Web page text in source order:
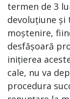
termen de 3
devoluțiune și
moștenire,
desfășoară
inițierea
cale, nu va
procedura